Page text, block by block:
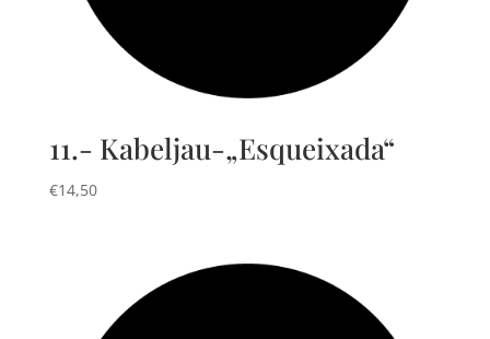
11.- Kabeljau-„Esqueixada“
€14,50